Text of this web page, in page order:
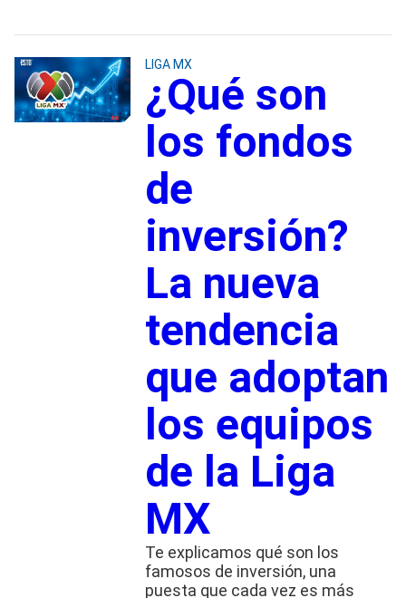
LIGA MX
¿Qué son
los fondos
de
inversión?
La nueva
tendencia
que adoptan
los equipos
de la Liga
MX
Te explicamos qué son los
famosos de inversión, una
puesta que cada vez es más